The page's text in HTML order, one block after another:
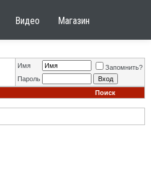
Видео Магазин
Имя
Запомнить?
Пароль
Поиск